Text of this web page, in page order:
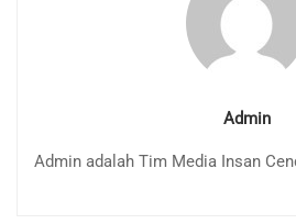
Admin
Admin adalah Tim Media Insan